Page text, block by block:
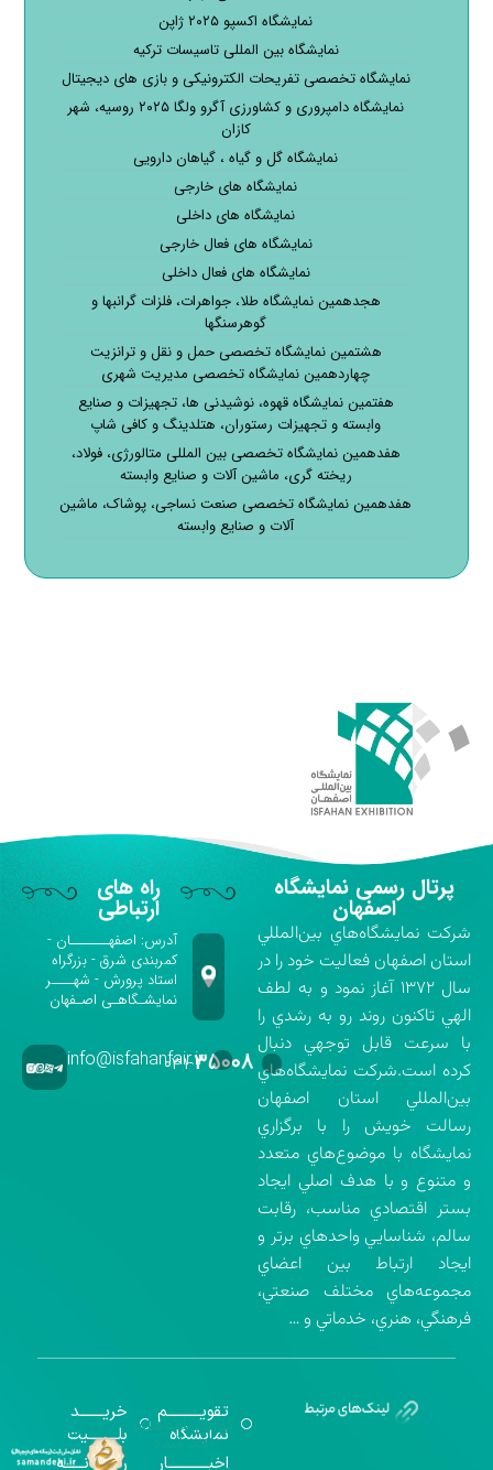
نمایشگاه اکسپو ۲۰۲۵ ژاپن
نمایشگاه بین المللی تاسیسات ترکیه
نمایشگاه تخصصی تفریحات الکترونیکی و بازی های دیجیتال
نمایشگاه دامپروری و کشاورزی آگرو ولگا ۲۰۲۵ روسیه، شهر
کازان
نمایشگاه گل و گیاه ، گیاهان دارویی
نمایشگاه های خارجی
نمایشگاه های داخلی
نمایشگاه های فعال خارجی
نمایشگاه های فعال داخلی
هجدهمین نمایشگاه طلا، جواهرات، فلزات گرانبها و
گوهرسنگها
هشتمین نمایشگاه تخصصی حمل و نقل و ترانزیت
چهاردهمین نمایشگاه تخصصی مدیریت شهری
هفتمین نمایشگاه قهوه، نوشیدنی ها، تجهیزات و صنایع
وابسته و تجهیزات رستوران، هتلدینگ و کافی شاپ
هفدهمین نمایشگاه تخصصی بین المللی متالورژی، فولاد،
ریخته گری، ماشین آلات و صنایع وابسته
هفدهمین نمایشگاه تخصصی صنعت نساجی، پوشاک، ماشین
آلات و صنایع وابسته
پرتال رسمی نمایشگاه
اصفهان
شركت نمايشگاه‌هاي بين‌المللي
استان اصفهان فعاليت خود را در
سال ۱۳۷۲ آغاز نمود و به لطف
الهي تاكنون روند رو به رشدي را
با سرعت قابل توجهي دنبال
كرده است.شركت نمايشگاه‌هاي
بين‌المللي استان اصفهان
رسالت خويش را با برگزاري
نمايشگاه با موضوع‌هاي متعدد
و متنوع و با هدف اصلي ايجاد
بستر اقتصادي مناسب، رقابت
سالم، شناسايي واحدهاي برتر و
ايجاد ارتباط بين اعضاي
مجموعه‌هاي مختلف صنعتي،
فرهنگي، هنري، خدماتي و …
راه های
ارتباطی
آدرس: اصفهـــــــان -
کمربندی شرق - بزرگراه
استاد پرورش - شهــــر
نمایشـگاهـی اصـفهان
۰۳۱-۳۵۰۰۸info@isfahanfair.ir
تقویــــــــــم
نمایشگاه
اخبــــــــــــار
خریـــــــد
بلـــــــــیت
رســـــانــــــه
گواهینامه‌های
اخذ شده